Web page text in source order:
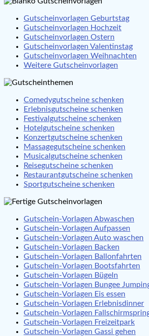
Gutscheinvorlagen Geburtstag
Gutscheinvorlagen Hochzeit
Gutscheinvorlagen Ostern
Gutscheinvorlagen Valentinstag
Gutscheinvorlagen Weihnachten
Weitere Gutscheinvorlagen
Comedygutscheine schenken
Erlebnisgutscheine schenken
Festivalgutscheine schenken
Hotelgutscheine schenken
Konzertgutscheine schenken
Massagegutscheine schenken
Musicalgutscheine schenken
Reisegutscheine schenken
Restaurantgutscheine schenken
Sportgutscheine schenken
Gutschein-Vorlagen Abwaschen
Gutschein-Vorlagen Aufpassen
Gutschein-Vorlagen Auto waschen
Gutschein-Vorlagen Backen
Gutschein-Vorlagen Ballonfahrten
Gutschein-Vorlagen Bootsfahrten
Gutschein-Vorlagen Bügeln
Gutschein-Vorlagen Bungee
Gutschein-Vorlagen Eis essen
Gutschein-Vorlagen Erlebnisdinner
Gutschein-Vorlagen
Gutschein-Vorlagen Freizeitpark
Gutschein-Vorlagen Gassi gehen